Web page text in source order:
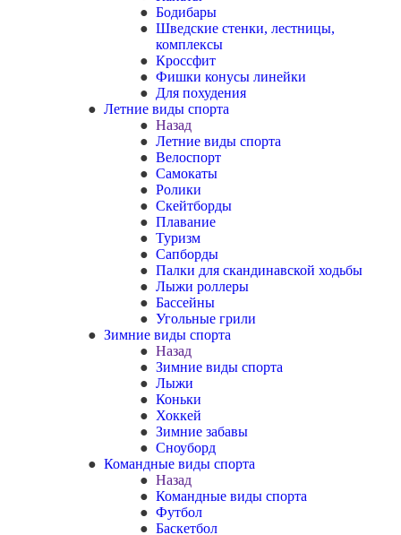
Бодибары
Шведские стенки, лестницы,
комплексы
Кроссфит
Фишки конусы линейки
Для похудения
Летние виды спорта
Назад
Летние виды спорта
Велоспорт
Самокаты
Ролики
Скейтборды
Плавание
Туризм
Сапборды
Палки для скандинавской ходьбы
Лыжи роллеры
Бассейны
Угольные грили
Зимние виды спорта
Назад
Зимние виды спорта
Лыжи
Коньки
Хоккей
Зимние забавы
Сноуборд
Командные виды спорта
Назад
Командные виды спорта
Футбол
Баскетбол